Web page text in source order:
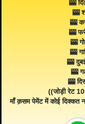
🎰
🎰
🎰
🎰
🎰
🎰
🎰
🎰
🎰
((जोड़ी रेट
माँ क़सम पेमेंट में कोई दिक्कत